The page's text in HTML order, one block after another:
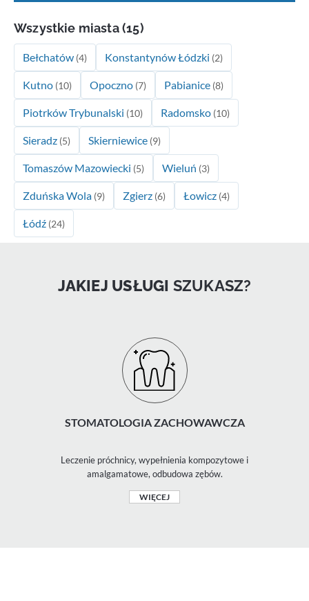
Wszystkie miasta (15)
Bełchatów (4) Konstantynów Łódzki (2)
Kutno (10) Opoczno (7) Pabianice (8)
Piotrków Trybunalski (10) Radomsko (10)
Sieradz (5) Skierniewice (9)
Tomaszów Mazowiecki (5) Wieluń (3)
Zduńska Wola (9) Zgierz (6) Łowicz (4)
Łódź (24)
JAKIEJ USŁUGI SZUKASZ?
STOMATOLOGIA ZACHOWAWCZA
Leczenie próchnicy, wypełnienia kompozytowe i
amalgamatowe, odbudowa zębów.
WIĘCEJ